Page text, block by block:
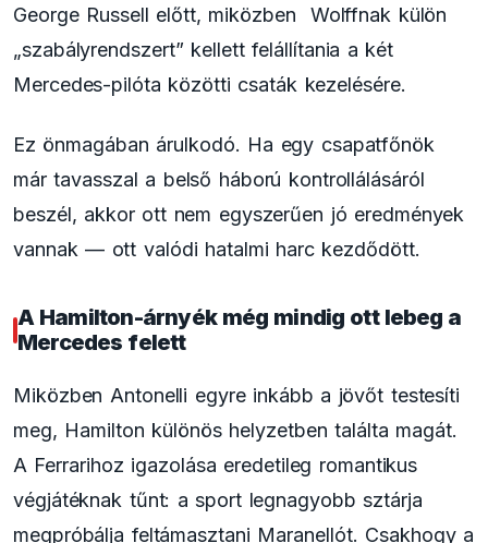
George Russell előtt, miközben Wolffnak külön
„szabályrendszert” kellett felállítania a két
Mercedes-pilóta közötti csaták kezelésére.
Ez önmagában árulkodó. Ha egy csapatfőnök
már tavasszal a belső háború kontrollálásáról
beszél, akkor ott nem egyszerűen jó eredmények
vannak — ott valódi hatalmi harc kezdődött.
A Hamilton-árnyék még mindig ott lebeg a
Mercedes felett
Miközben Antonelli egyre inkább a jövőt testesíti
meg, Hamilton különös helyzetben találta magát.
A Ferrarihoz igazolása eredetileg romantikus
végjátéknak tűnt: a sport legnagyobb sztárja
megpróbálja feltámasztani Maranellót. Csakhogy a